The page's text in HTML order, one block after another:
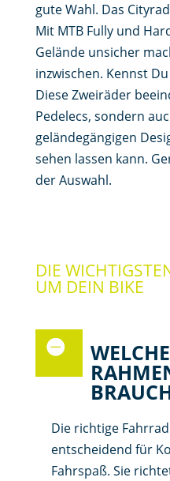
gute Wahl. Das
Mit MTB Fully und
Gelände unsicher
inzwischen. Kennst
Diese Zweiräder
Pedelecs, sondern
geländegängigen
sehen lassen kann.
der Auswahl.
DIE
UM DEIN BIKE
WELCHE
Die richtige
entscheidend für
Fahrspaß. Sie